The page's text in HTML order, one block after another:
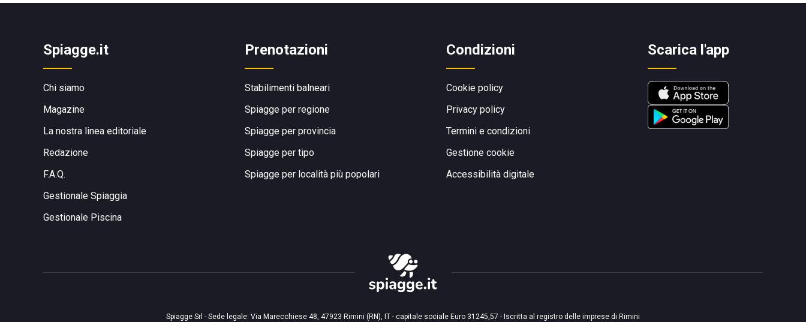
Spiagge.it
Chi siamo
Magazine
La nostra linea editoriale
Redazione
F.A.Q.
Gestionale Spiaggia
Gestionale Piscina
Prenotazioni
Stabilimenti balneari
Spiagge per regione
Spiagge per provincia
Spiagge per tipo
Spiagge per località più popolari
Condizioni
Cookie policy
Privacy policy
Termini e condizioni
Gestione cookie
Accessibilità digitale
Scarica l'app
Spiagge Srl - Sede legale: Via Marecchiese 48, 47923 Rimini (RN), IT - capitale sociale Euro 31245,57 - Iscritta al registro delle imprese di Rimini